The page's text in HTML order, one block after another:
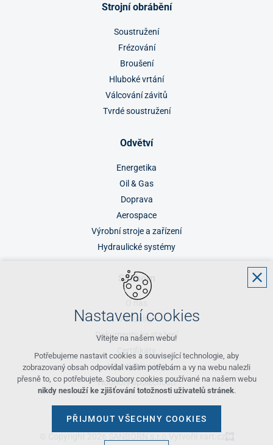
Strojní obrábění
Soustružení
Frézování
Broušení
Hluboké vrtání
Válcování závitů
Tvrdé soustružení
Odvětví
Energetika
Oil & Gas
Doprava
Aerospace
Výrobní stroje a zařízení
Hydraulické systémy
Sanborn
O nás
Aktuality
Dokumenty ke stažení
Certifikáty
Whistleblowing
Hodnoty společnosti
Nastavení cookies
Vítejte na našem webu!
Potřebujeme nastavit cookies a související technologie, aby
zobrazovaný obsah odpovídal vašim potřebám a vy na webu nalezli
přesně to, co potřebujete. Soubory cookies používané na našem webu
nikdy neslouží ke zjišťování totožnosti uživatelů stránek.
PŘIJMOUT VŠECHNY COOKIES